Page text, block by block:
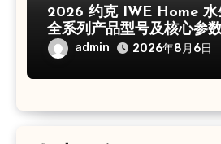
2026 约克 IWE Home 水
全系列产品型号及核心参
admin 2026年8月6日